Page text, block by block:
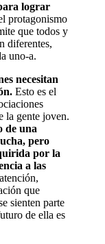
lograr
protagonismo
que todos y
diferentes,
uno-a.
necesitan
Esto es el
la gente joven.
de una
pero
por la
a las
que
sienten parte
de ella es